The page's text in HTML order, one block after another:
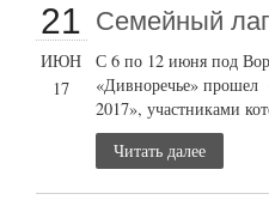
21
ИЮН
17
Семейный
С 6 по 12 июня под
«Дивноречье» прошел
2017», участниками
Читать далее